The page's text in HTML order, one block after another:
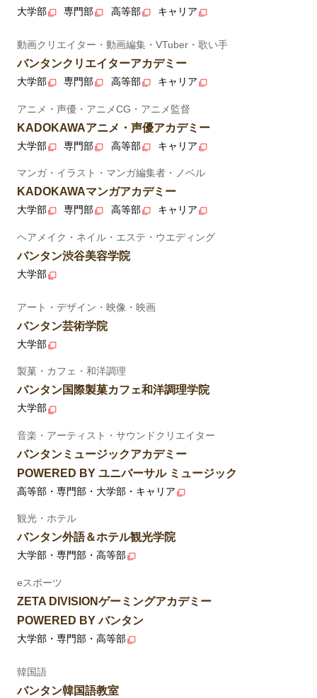
大学部 専門部 高等部 キャリア
動画クリエイター・動画編集・VTuber・歌い手
バンタンクリエイターアカデミー
大学部 専門部 高等部 キャリア
アニメ・声優・アニメCG・アニメ監督
KADOKAWAアニメ・声優アカデミー
大学部 専門部 高等部 キャリア
マンガ・イラスト・マンガ編集者・ノベル
KADOKAWAマンガアカデミー
大学部 専門部 高等部 キャリア
ヘアメイク・ネイル・エステ・ウエディング
バンタン渋谷美容学院
大学部
アート・デザイン・映像・映画
バンタン芸術学院
大学部
製菓・カフェ・和洋調理
バンタン国際製菓カフェ和洋調理学院
大学部
音楽・アーティスト・サウンドクリエイター
バンタンミュージックアカデミー
POWERED BY ユニバーサル ミュージック
高等部・専門部・大学部・キャリア
観光・ホテル
バンタン外語＆ホテル観光学院
大学部・専門部・高等部
eスポーツ
ZETA DIVISIONゲーミングアカデミー
POWERED BY バンタン
大学部・専門部・高等部
韓国語
バンタン韓国語教室